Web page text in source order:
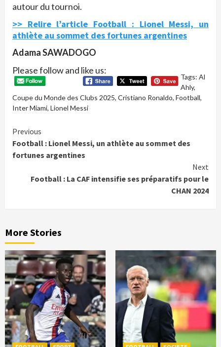
autour du tournoi.
>> Relire l’article Football : Lionel Messi, un
athlète au sommet des fortunes argentines
Adama SAWADOGO
Please follow and like us:
Tags: Al
Ahly,
Coupe du Monde des Clubs 2025, Cristiano Ronaldo, Football,
Inter Miami, Lionel Messi
Continue
Reading
Previous
Football : Lionel Messi, un athlète au sommet des
fortunes argentines
Next
Football : La CAF intensifie ses préparatifs pour le
CHAN 2024
More Stories